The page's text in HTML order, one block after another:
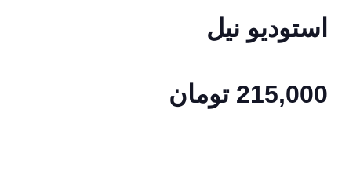
استودیو نیل
215,000 تومان